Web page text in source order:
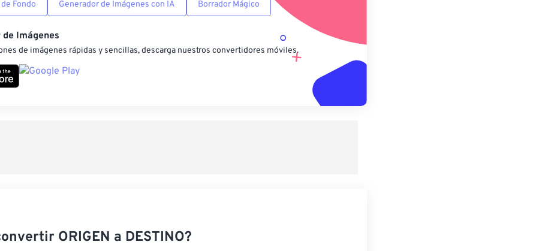
Fondo Generador de Imágenes con IA Borrador Mágico
Imágenes
de imágenes rápidas y sencillas, descarga nuestros convertidores móviles.
ORIGEN a DESTINO?